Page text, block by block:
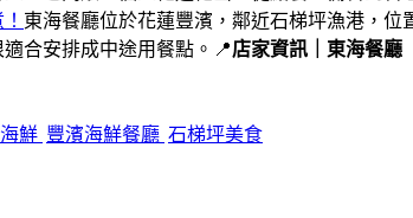
東海餐廳位於花蓮豐濱，鄰近石梯坪漁港，位
合安排成中途用餐點。📍店家資訊｜東海餐廳
鮮 豐濱海鮮餐廳 石梯坪美食